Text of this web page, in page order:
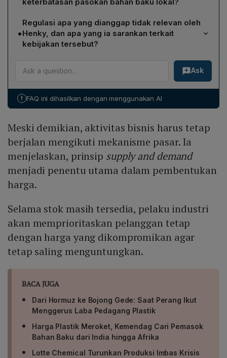
tersebut menghambat distribusi bahan baku secara
global, sehingga harga menjadi tidak stabil dan tidak
dapat diprediksi berapa lama akan berlanjut.
keterbatasan pasokan bahan baku lokal?
Henky menilai impor menjadi opsi realistis untuk
menjaga keberlangsungan industri kemasan. Ia
menekankan bahwa pasokan lokal sangat minim karena
banyak produsen mengalami force majeure. Karena
Cina masih memiliki kapasitas berlebih, kondisi stabil,
dan menawarkan harga kompetitif, impor dari Cina
dianggap sebagai harapan utama untuk menutupi
kesenjangan pasokan.
•
Regulasi apa yang dianggap tidak relevan oleh
Henky, dan apa yang ia sarankan terkait
kebijakan tersebut?
Henky menyebut kebijakan safeguard dan Bea Masuk
Anti Dumping (BMAD) untuk polyethylene (PE) dan
polypropylene (PP) tidak relevan dalam kondisi saat
sekitar 50% kebutuhan bahan baku. Ia meminta
pentingnya kebijakan yang lebih kondusif serta
kolaborasi antara sektor hulu dan hilir untuk
mengurangi beban pada industri kemasan.
Ask
! FAQ ini dihasilkan dengan menggunakan AI
Meski demikian, aktivitas bisnis harus tetap
berjalan mengikuti mekanisme pasar. Ia
menjelaskan, prinsip supply and demand
menjadi penentu utama dalam pembentukan
harga.
Selama stok masih tersedia, pelaku industri
akan memprioritaskan pelanggan tetap
dengan harga yang dikompromikan agar
tetap saling menguntungkan.
BACA JUGA
Dari Hormuz ke Bojong Gede: Saat Perang Ikut
Menggerus Laba Pedagang Plastik
Harga Plastik Meroket, Kemendag Cari Pemasok
Bahan Baku dari India hingga Afrika
Lotte Chemical Turunkan Produksi Imbas Krisis